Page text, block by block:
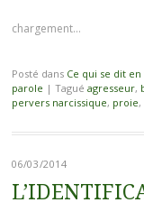
chargement…
Posté dans Ce qui se dit
parole | Tagué agresseur,
pervers narcissique, proie,
06/03/2014